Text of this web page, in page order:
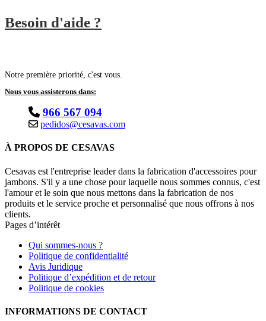
Besoin d'aide ?
Notre première priorité, c'est vous.
Nous vous assisterons dans:
966 567 094
pedidos@cesavas.com
À PROPOS DE CESAVAS
Cesavas est l'entreprise leader dans la fabrication d'accessoires pour
jambons. S'il y a une chose pour laquelle nous sommes connus, c'est
l'amour et le soin que nous mettons dans la fabrication de nos
produits et le service proche et personnalisé que nous offrons à nos
clients.
Pages d’intérêt
Qui sommes-nous ?
Politique de confidentialité
Avis Juridique
Politique d’expédition et de retour
Politique de cookies
INFORMATIONS DE CONTACT